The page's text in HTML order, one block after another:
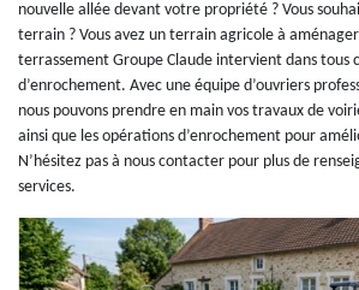
nouvelle allée devant votre propriété ? Vous
terrain ? Vous avez un terrain agricole à
terrassement Groupe Claude intervient dans tous
d’enrochement. Avec une équipe d’ouvriers
nous pouvons prendre en main vos travaux de
ainsi que les opérations d’enrochement pour
N’hésitez pas à nous contacter pour plus de
services.